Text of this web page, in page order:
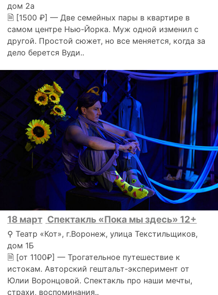
дом 2а
🗎 [1500 ₽] — Две семейных пары в квартире в
самом центре Нью-Йорка. Муж одной изменил с
другой. Простой сюжет, но все меняется, когда за
дело берется Вуди..
18 март Спектакль «Пока мы здесь» 12+
⚲ Театр «Кот», г.Воронеж, улица Текстильщиков,
дом 1Б
🗎 [от 1100₽] — Трогательное путешествие к
истокам. Авторский гештальт-эксперимент от
Юлии Воронцовой. Спектакль про наши мечты,
страхи, воспоминания..